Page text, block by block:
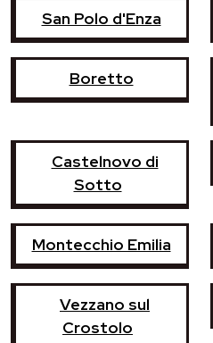
San Polo d'Enza
Boretto
Castelnovo di
Sotto
Montecchio Emilia
Vezzano sul
Crostolo